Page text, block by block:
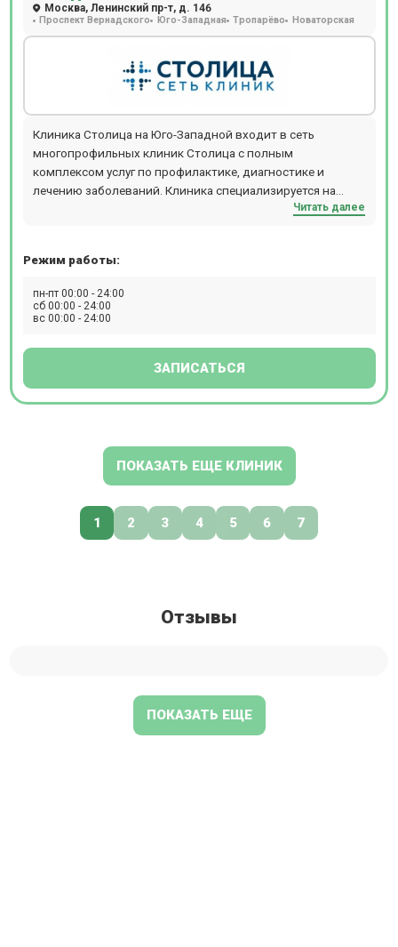
томографах могут люди с массой тела до 120 кг.
Москва, Ленинский пр-т, д. 146
Проспект Вернадского Юго-Западная Тропарёво Новаторская
Клиника Столица на Юго-Западной входит в сеть
многопрофильных клиник Столица с полным
комплексом услуг по профилактике, диагностике и
лечению заболеваний. Клиника специализируется на
Читать далее
Режим работы:
пн-пт 00:00 - 24:00
сб 00:00 - 24:00
вс 00:00 - 24:00
ЗАПИСАТЬСЯ
ПОКАЗАТЬ ЕЩЕ КЛИНИК
1 2 3 4 5 6 7
Отзывы
ПОКАЗАТЬ ЕЩЕ